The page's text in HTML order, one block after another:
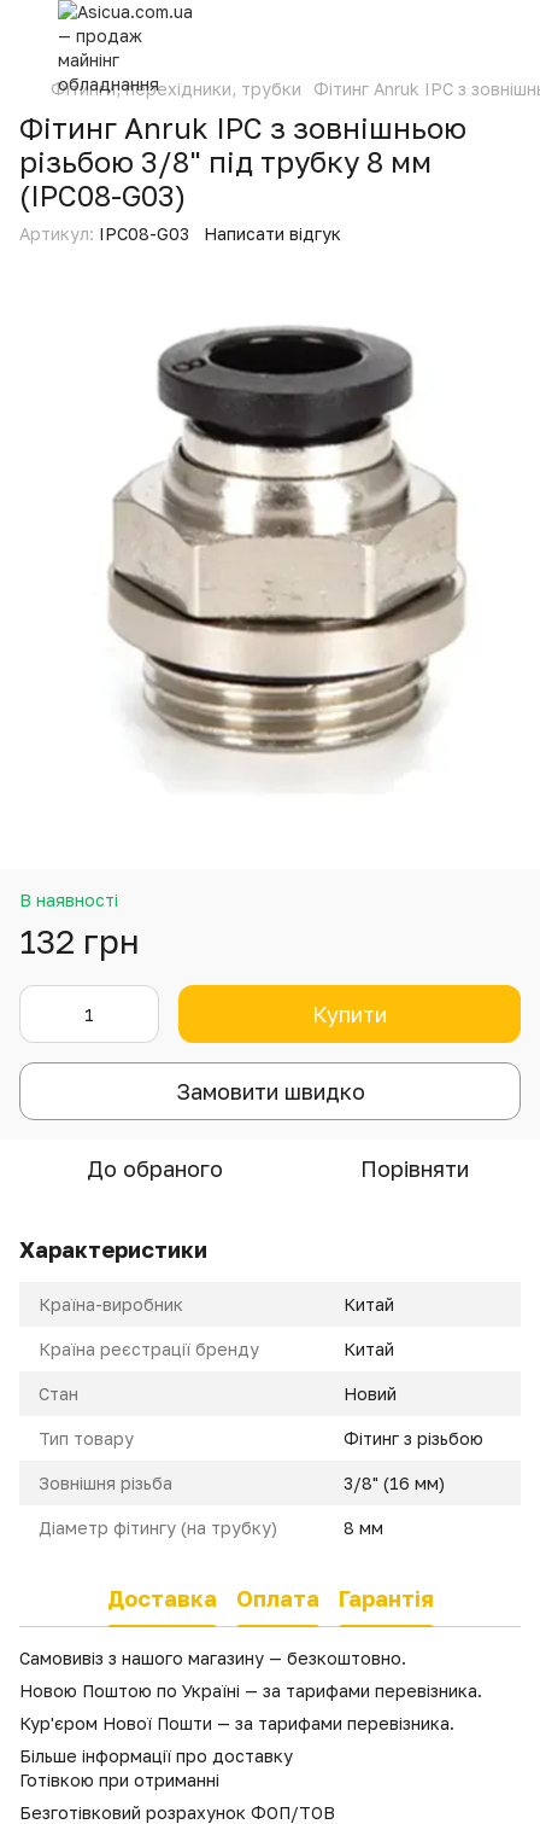
Фітинги, перехідники, трубки Фітинг Anruk IPC з
Фітинг Anruk IPC з зовнішньою
різьбою 3/8" під трубку 8 мм
(IPC08-G03)
Артикул: IPC08-G03 Написати відгук
В наявності
132 грн
Купити
Замовити швидко
До обраного Порівняти
Характеристики
Країна-виробник Китай
Країна реєстрації бренду Китай
Стан Новий
Тип товару Фітинг з різьбою
Зовнішня різьба 3/8" (16 мм)
Діаметр фітингу (на трубку) 8 мм
Доставка Оплата Гарантія
Самовивіз з нашого магазину — безкоштовно.
Новою Поштою по Україні — за тарифами перевізника.
Кур'єром Нової Пошти — за тарифами перевізника.
Більше інформації про доставку
Готівкою при отриманні
Безготівковий розрахунок ФОП/ТОВ